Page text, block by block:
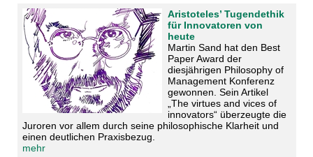
Aristoteles’ Tugendethik
für Innovatoren von
heute
Martin Sand hat den Best
Paper Award der
diesjährigen Philosophy of
Management Konferenz
gewonnen. Sein Artikel
„The virtues and vices of
innovators“ überzeugte die
Juroren vor allem durch seine philosophische Klarheit und
einen deutlichen Praxisbezug.
mehr